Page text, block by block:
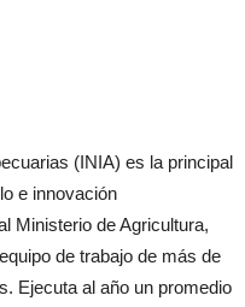
(INIA) es la principal
e innovación
Ministerio de Agricultura,
de trabajo de más de
Ejecuta al año un promedio